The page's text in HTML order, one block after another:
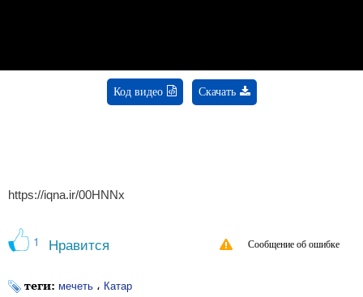
Код видео Скачать
https://iqna.ir/00HNNx
1 Нравится Сообщение об ошибке
теги: мечеть ، Катар